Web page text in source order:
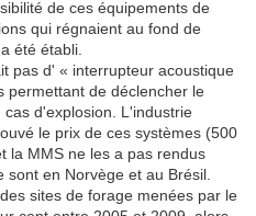
de ces équipements de
qui régnaient au fond de
été établi.
pas d' « interrupteur acoustique
permettant de déclencher le
d'explosion. L'industrie
le prix de ces systèmes (500
la MMS ne les a pas rendus
en Norvège et au Brésil.
sites de forage menées par le